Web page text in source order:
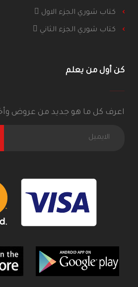
كتاب شوري الجزء الاول
كتاب شوري الجزء الثاني
كن أول من يعلم
اعرف كل ما هو جديد من عروض